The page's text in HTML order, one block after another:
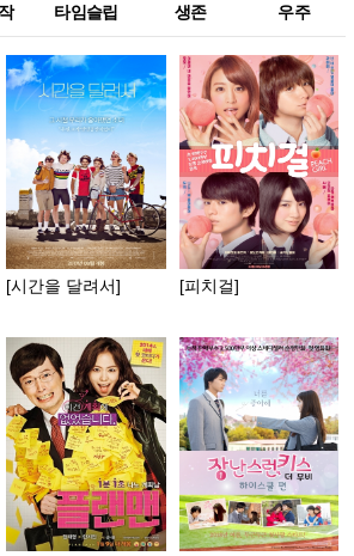
타임슬립 생존 우주
[시간을 달려서] [피치걸]